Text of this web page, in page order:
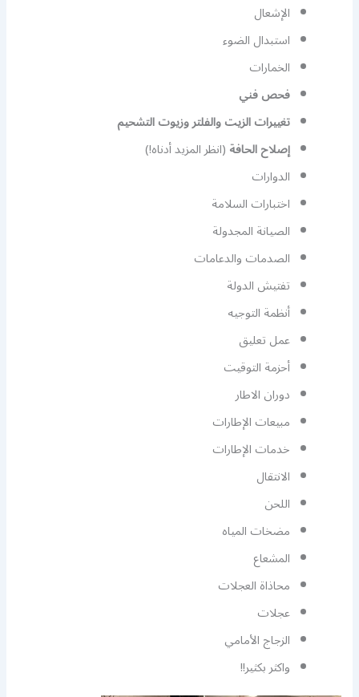
الإشعال
استبدال الضوء
الخمارات
فحص فني
تغييرات الزيت والفلتر وزيوت التشحيم
إصلاح الحافة(انظر المزيد أدناه!)
الدوارات
اختبارات السلامة
الصيانة المجدولة
الصدمات والدعامات
تفتيش الدولة
أنظمة التوجيه
عمل تعليق
أحزمة التوقيت
دوران الاطار
مبيعات الإطارات
خدمات الإطارات
الانتقال
اللحن
مضخات المياه
المشعاع
محاذاة العجلات
عجلات
الزجاج الأمامي
واكثر بكثير!!